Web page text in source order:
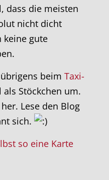
dass die meisten
nicht dicht
keine gute
beim Taxi-
Stöckchen um.
Lese den Blog
sich.
so eine Karte